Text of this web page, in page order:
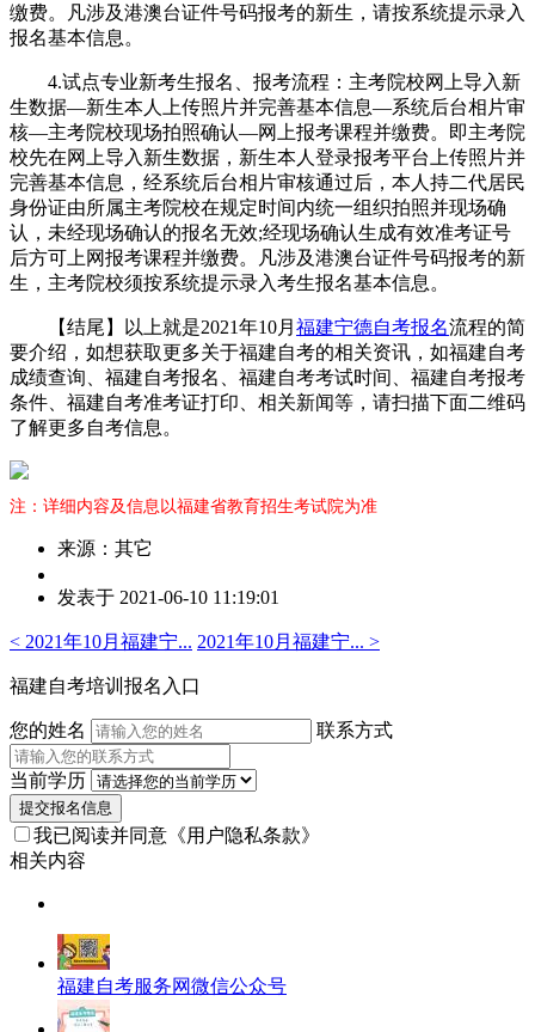
缴费。凡涉及港澳台证件号码报考的新生，请按系统提示录入
报名基本信息。
4.试点专业新考生报名、报考流程：主考院校网上导入新
生数据—新生本人上传照片并完善基本信息—系统后台相片审
核—主考院校现场拍照确认—网上报考课程并缴费。即主考院
校先在网上导入新生数据，新生本人登录报考平台上传照片并
完善基本信息，经系统后台相片审核通过后，本人持二代居民
身份证由所属主考院校在规定时间内统一组织拍照并现场确
认，未经现场确认的报名无效;经现场确认生成有效准考证号
后方可上网报考课程并缴费。凡涉及港澳台证件号码报考的新
生，主考院校须按系统提示录入考生报名基本信息。
【结尾】以上就是2021年10月 福建宁德自考报名流程的简
要介绍，如想获取更多关于福建自考的相关资讯，如福建自考
成绩查询、福建自考报名、福建自考考试时间、福建自考报考
条件、福建自考准考证打印、相关新闻等，请扫描下面二维码
了解更多自考信息。
注：详细内容及信息以福建省教育招生考试院为准
来源：其它
者：
老
师
发表于 2021-06-10 11:19:01
< 2021年10月福建宁... 2021年10月福建宁... >
福建自考培训报名入口
您的姓名 联系方式
当前学历
提交报名信息
我已阅读并同意 《用户隐私条款》
相关内容
福建自考服务网微信公众号